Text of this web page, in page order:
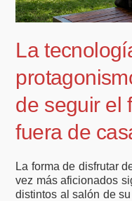
La
de seguir el
fuera de
La forma de disfrutar
vez más aficionados
distintos al salón de